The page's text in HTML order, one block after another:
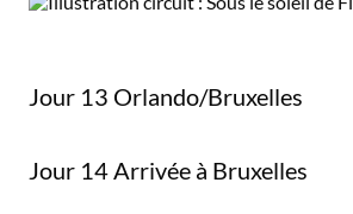
Jour 13 Orlando/Bruxelles
Jour 14 Arrivée à Bruxelles